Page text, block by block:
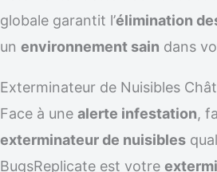
globale garantit l’élimination
un environnement sain dans
Exterminateur de Nuisibles
Face à une alerte infestation,
exterminateur de nuisibles
BugsReplicate est votre